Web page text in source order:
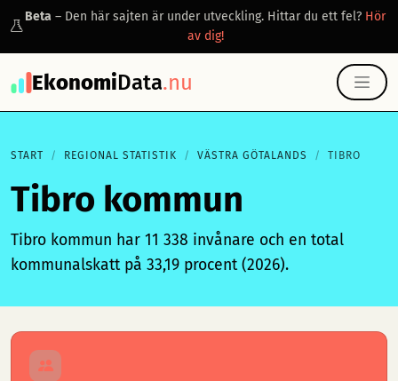
Beta – Den här sajten är under utveckling. Hittar du ett fel? Hör
av dig!
EkonomiData.nu
START REGIONAL STATISTIK VÄSTRA GÖTALANDS TIBRO
Tibro kommun
Tibro kommun har 11 338 invånare och en total
kommunalskatt på 33,19 procent (2026).